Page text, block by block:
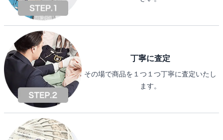
丁寧に査定
その場で商品を１つ１つ丁寧に査定いたし
ます。